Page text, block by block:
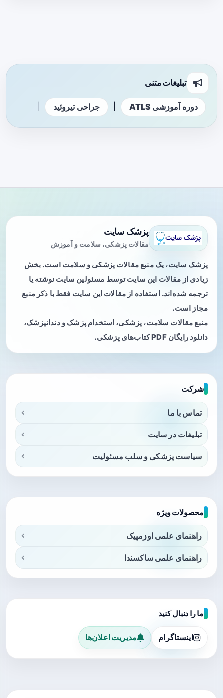
تبلیغات متنی
دوره آموزشی ATLS جراحی تیروئید
پزشک سایت
مقالات پزشکی، سلامت و آموزش
پزشک سایت، یک منبع مقالات پزشکی و سلامت است. بخش
زیادی از مقالات این سایت توسط مسئولین سایت نوشته یا
ترجمه شده‌اند. استفاده از مقالات این سایت فقط با ذکر منبع
مجاز است.
منبع مقالات سلامت، پزشکی، استخدام پزشک و دندانپزشک،
دانلود رایگان PDF کتاب‌های پزشکی.
شرکت
تماس با ما
تبلیغات در سایت
سیاست پزشکی و سلب مسئولیت
محصولات ویژه
راهنمای علمی اوزمپیک
راهنمای علمی ساکسندا
ما را دنبال کنید
اینستاگرام مدیریت اعلان‌ها